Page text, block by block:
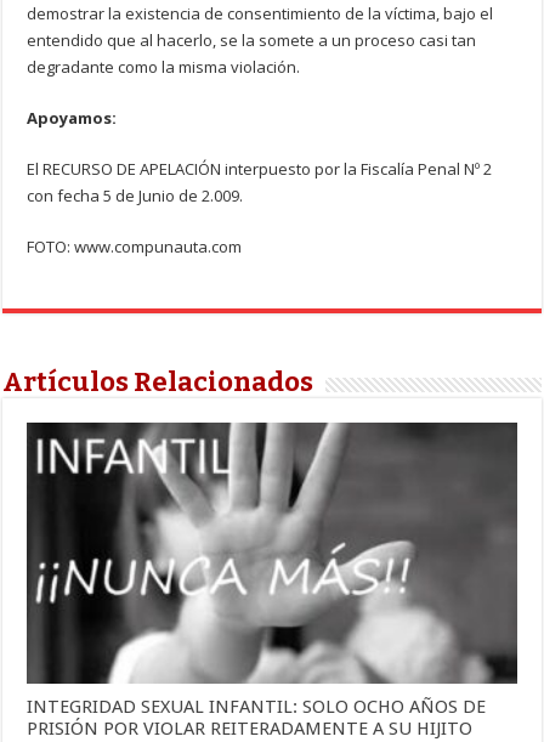
demostrar la existencia de consentimiento de la víctima, bajo el
entendido que al hacerlo, se la somete a un proceso casi tan
degradante como la misma violación.
Apoyamos:
El RECURSO DE APELACIÓN interpuesto por la Fiscalía Penal Nº 2
con fecha 5 de Junio de 2.009.
FOTO: www.compunauta.com
Artículos Relacionados
INTEGRIDAD SEXUAL INFANTIL: SOLO OCHO AÑOS DE
PRISIÓN POR VIOLAR REITERADAMENTE A SU HIJITO